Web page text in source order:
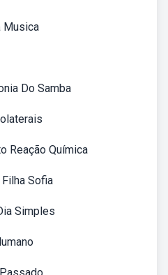
Musica
Do Samba
Reação Química
Sofia
Simples